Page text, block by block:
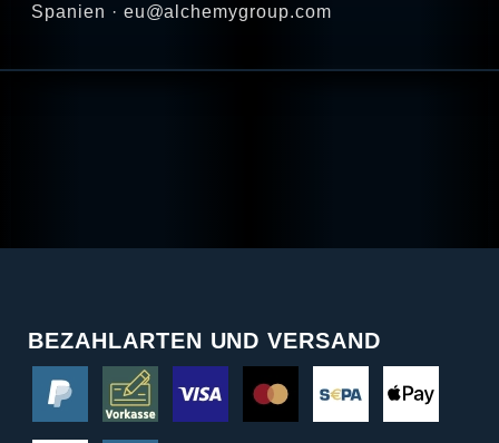
Spanien · eu@alchemygroup.com
BEZAHLARTEN UND VERSAND